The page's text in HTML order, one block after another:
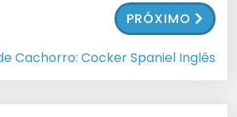
PRÓXIMO
Cachorro: Cocker Spaniel Inglês